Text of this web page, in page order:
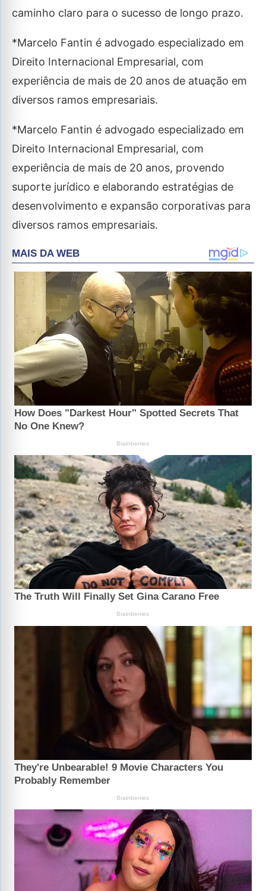
caminho claro para o sucesso de longo prazo.
*Marcelo Fantin é advogado especializado em
Direito Internacional Empresarial, com
experiência de mais de 20 anos de atuação em
diversos ramos empresariais.
*Marcelo Fantin é advogado especializado em
Direito Internacional Empresarial, com
experiência de mais de 20 anos, provendo
suporte jurídico e elaborando estratégias de
desenvolvimento e expansão corporativas para
diversos ramos empresariais.